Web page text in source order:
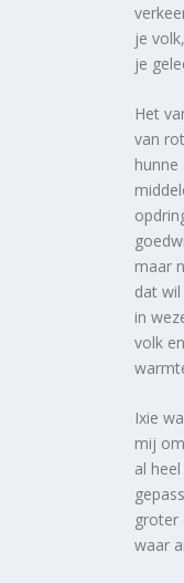
je
je
Het
van
maar
dat
in
volk
Ixie
mij
al
groter
waar